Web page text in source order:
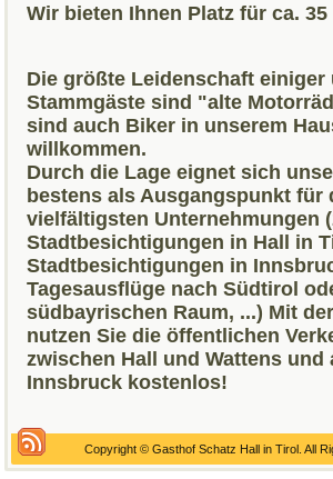
Wir bieten Ihnen Platz für ca. 35
Die größte Leidenschaft einiger
Stammgäste sind "alte
sind auch Biker in unserem
willkommen.
Durch die Lage eignet sich
bestens als Ausgangspunkt für
vielfältigsten Unternehmungen
Stadtbesichtigungen in Hall in
Stadtbesichtigungen in
Tagesausflüge nach Südtirol
südbayrischen Raum, ...) Mit
nutzen Sie die öffentlichen
zwischen Hall und Wattens und
Innsbruck kostenlos!
Copyright © Gasthof Schatz Hall in Tirol. All